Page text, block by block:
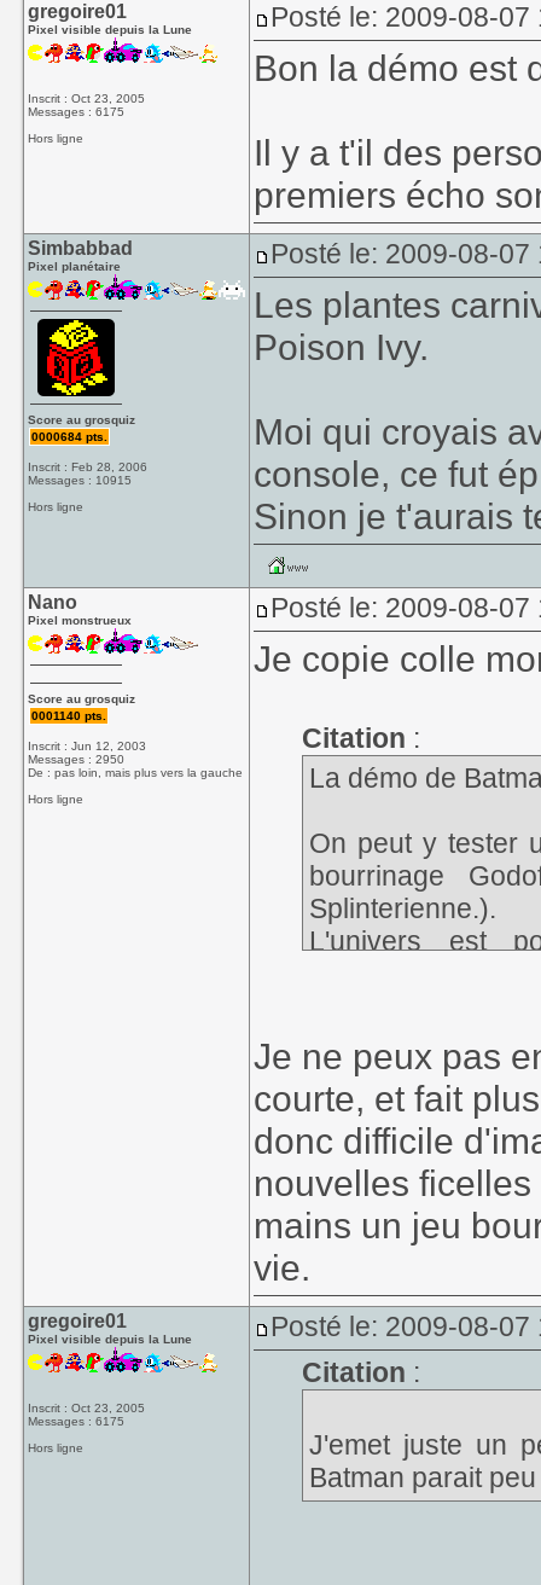
gregoire01
Pixel visible depuis la Lune
Inscrit : Oct 23, 2005
Messages : 6175
Hors ligne
Posté le: 2009-08-07
Bon la démo est
Il y a t'il des
premiers écho
Simbabbad
Pixel planétaire
Score au grosquiz
0000684 pts.
Inscrit : Feb 28, 2006
Messages : 10915
Hors ligne
Posté le: 2009-08-07
Les plantes
Poison Ivy.
Moi qui croyais
console, ce fut
Sinon je t'aurais
Nano
Pixel monstrueux
Score au grosquiz
0001140 pts.
Inscrit : Jun 12, 2003
Messages : 2950
De : pas loin, mais plus vers la gauche
Hors ligne
Posté le: 2009-08-07
Je copie colle
Citation :
La démo de
On peut y tester
bourrinage
Splinterienne.).
L'univers est
Curieusement,
Starbreeze. Que
de gameplay ou
renvoit
Riddick. Et c'est
Batman parait
Je ne peux pas
courte, et fait
donc difficile
nouvelles
mains un jeu
vie.
gregoire01
Pixel visible depuis la Lune
Inscrit : Oct 23, 2005
Messages : 6175
Hors ligne
Posté le: 2009-08-07
Citation :
J'emet juste un
Batman parait